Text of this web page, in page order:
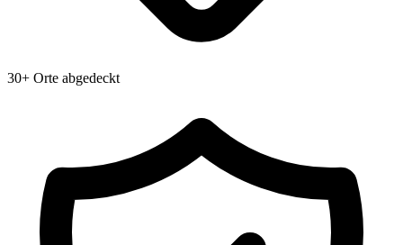
30+ Orte abgedeckt